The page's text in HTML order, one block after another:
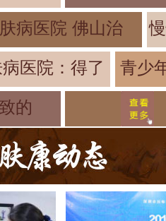
病医院 佛山治
医院：得了
青少
治疗
的